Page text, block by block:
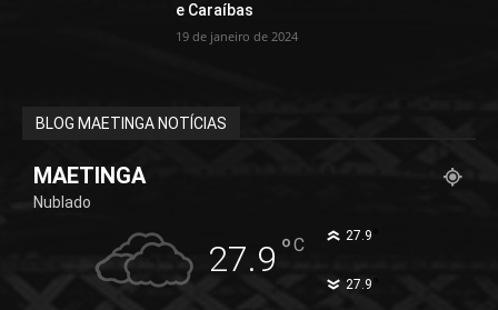
e Caraíbas
19 de janeiro de 2024
BLOG MAETINGA NOTÍCIAS
MAETINGA
Nublado
27.9 °C 27.9
27.9